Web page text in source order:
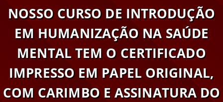
NOSSO CURSO DE INTRODUÇÃO
EM HUMANIZAÇÃO NA SAÚDE
MENTAL TEM O CERTIFICADO
IMPRESSO EM PAPEL ORIGINAL,
COM CARIMBO E ASSINATURA DO